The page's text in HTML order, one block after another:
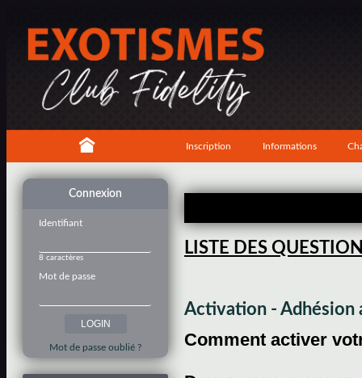
Inscription Informations
Connexion
Identifiant
8 caractères
Mot de passe
Mot de passe oublié ?
LISTE DES
Activation - Adhésion
Comment activer